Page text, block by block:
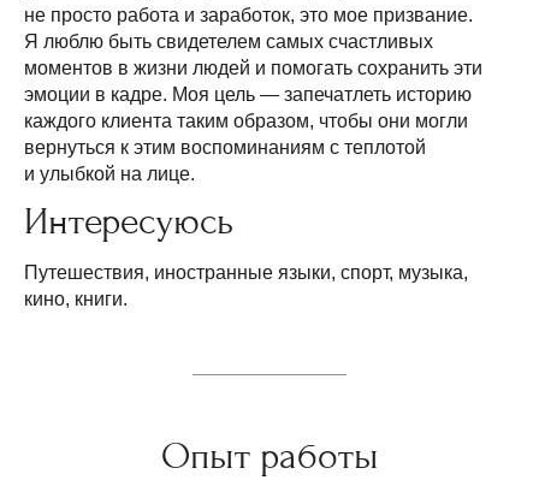
не просто работа и заработок, это мое призвание.
Я люблю быть свидетелем самых счастливых
моментов в жизни людей и помогать сохранить эти
эмоции в кадре. Моя цель — запечатлеть историю
каждого клиента таким образом, чтобы они могли
вернуться к этим воспоминаниям с теплотой
и улыбкой на лице.
Интересуюсь
Путешествия, иностранные языки, спорт, музыка,
кино, книги.
Опыт работы